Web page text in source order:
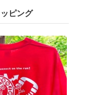
ピング